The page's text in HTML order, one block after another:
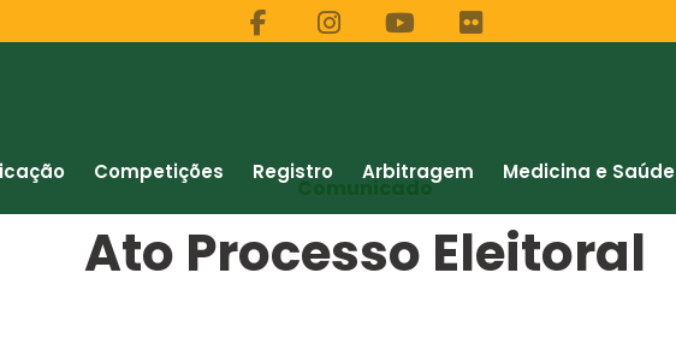
Competições Registro Arbitragem Medicina e Saúde
Comunicado
Ato Processo Eleitoral